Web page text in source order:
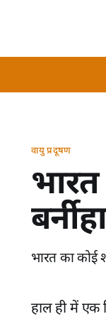
वायु प्रदूषण
भारत का कोई
हाल ही में एक